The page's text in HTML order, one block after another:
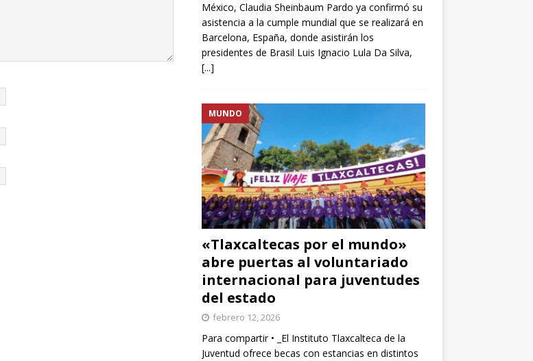
México, Claudia Sheinbaum Pardo ya confirmó su
asistencia a la cumple mundial que se realizará en
Barcelona, España, donde asistirán los
presidentes de Brasil Luis Ignacio Lula Da Silva,
[...]
«Tlaxcaltecas por el mundo»
abre puertas al voluntariado
internacional para juventudes
del estado
MUNDO
febrero 12, 2026
Para compartir • _El Instituto Tlaxcalteca de la
Juventud ofrece becas con estancias en distintos